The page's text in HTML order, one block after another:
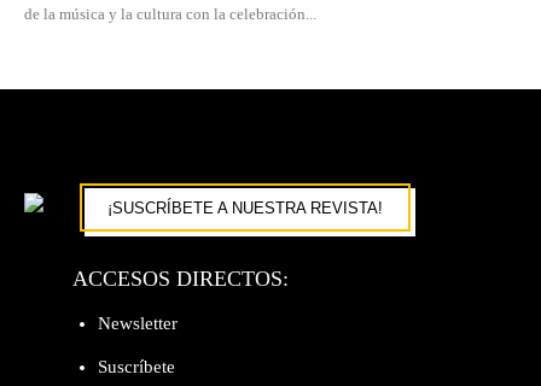
de la música y la cultura con la celebración...
¡SUSCRÍBETE A NUESTRA REVISTA!
ACCESOS DIRECTOS:
Newsletter
Suscríbete